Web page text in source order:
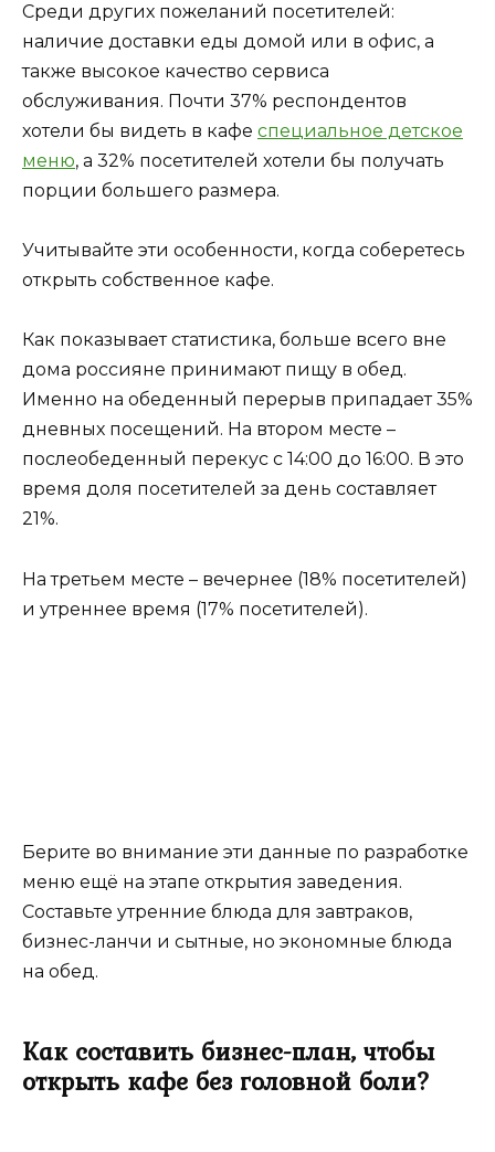
Среди других пожеланий посетителей:
наличие доставки еды домой или в офис, а
также высокое качество сервиса
обслуживания. Почти 37% респондентов
хотели бы видеть в кафе специальное детское
меню, а 32% посетителей хотели бы получать
порции большего размера.
Учитывайте эти особенности, когда соберетесь
открыть собственное кафе.
Как показывает статистика, больше всего вне
дома россияне принимают пищу в обед.
Именно на обеденный перерыв припадает 35%
дневных посещений. На втором месте –
послеобеденный перекус с 14:00 до 16:00. В это
время доля посетителей за день составляет
21%.
На третьем месте – вечернее (18% посетителей)
и утреннее время (17% посетителей).
Берите во внимание эти данные по разработке
меню ещё на этапе открытия заведения.
Составьте утренние блюда для завтраков,
бизнес-ланчи и сытные, но экономные блюда
на обед.
Как составить бизнес-план, чтобы
открыть кафе без головной боли?